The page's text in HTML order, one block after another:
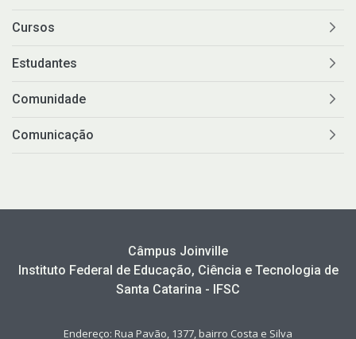
Cursos
Estudantes
Comunidade
Comunicação
Câmpus Joinville
Instituto Federal de Educação, Ciência e Tecnologia de
Santa Catarina - IFSC
Endereço: Rua Pavão, 1377, bairro Costa e Silva